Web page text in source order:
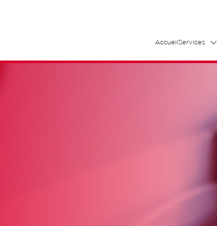
AccueilServices